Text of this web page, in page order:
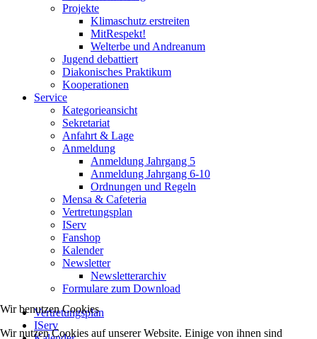
Projekte
Klimaschutz erstreiten
MitRespekt!
Welterbe und Andreanum
Jugend debattiert
Diakonisches Praktikum
Kooperationen
Service
Kategorieansicht
Sekretariat
Anfahrt & Lage
Anmeldung
Anmeldung Jahrgang 5
Anmeldung Jahrgang 6-10
Ordnungen und Regeln
Mensa & Cafeteria
Vertretungsplan
IServ
Fanshop
Kalender
Newsletter
Newsletterarchiv
Formulare zum Download
Vertretungsplan
IServ
Wir benutzen Cookies
Wir nutzen Cookies auf unserer Website. Einige von ihnen sind